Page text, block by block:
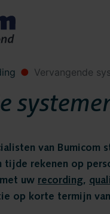
Vervangende
van Bumicom
rekenen op
uw recording,
op korte termijn